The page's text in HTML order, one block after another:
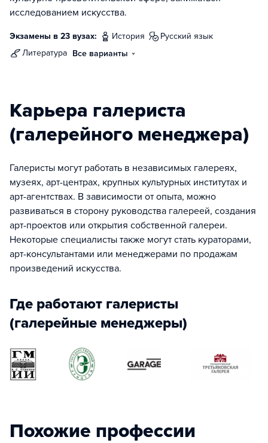
исследованием искусства.
Экзамены в 23 вузах: история
русский язык
литература Все варианты
Карьера галериста
(галерейного менеджера)
Галеристы могут работать в независимых галереях,
музеях, арт-центрах, крупных культурных институтах и
арт-агентствах. В зависимости от опыта, можно
развиваться в сторону руководства галереей, создания
арт-проектов или открытия собственной галереи.
Некоторые специалисты также могут стать кураторами,
арт-консультантами или менеджерами по продажам
произведений искусства.
Где работают галеристы
(галерейные менеджеры)
Похожие профессии